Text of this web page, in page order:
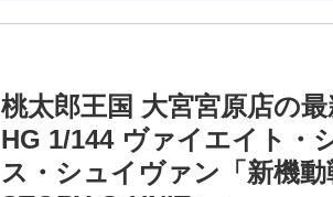
桃太郎王国 大宮宮原店の
HG 1/144 ヴァイエイト・
ス・シュイヴァン「新機